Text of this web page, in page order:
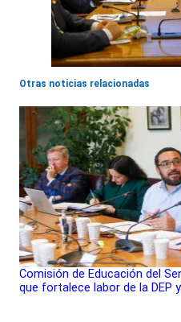
Otras noticias relacionadas
Comisión de Educación del
que fortalece labor de la DEP